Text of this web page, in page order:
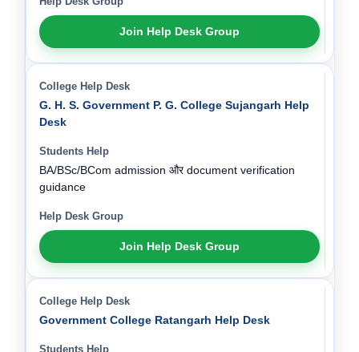
Join Help Desk Group
G. H. S. Government P. G. College Sujangarh Help
Desk
BA/BSc/BCom admission और document verification
guidance
Join Help Desk Group
Government College Ratangarh Help Desk